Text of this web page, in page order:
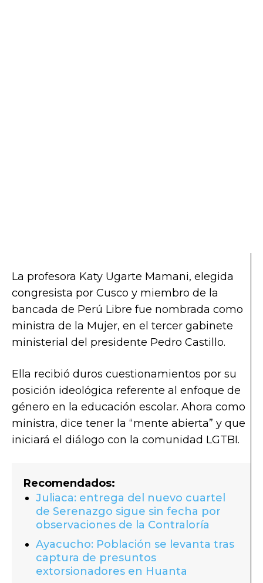
La profesora Katy Ugarte Mamani, elegida
congresista por Cusco y miembro de la
bancada de Perú Libre fue nombrada como
ministra de la Mujer, en el tercer gabinete
ministerial del presidente Pedro Castillo.
Ella recibió duros cuestionamientos por su
posición ideológica referente al enfoque de
género en la educación escolar. Ahora como
ministra, dice tener la “mente abierta” y que
iniciará el diálogo con la comunidad LGTBI.
Recomendados:
Juliaca: entrega del nuevo cuartel
de Serenazgo sigue sin fecha por
observaciones de la Contraloría
Ayacucho: Población se levanta tras
captura de presuntos
extorsionadores en Huanta